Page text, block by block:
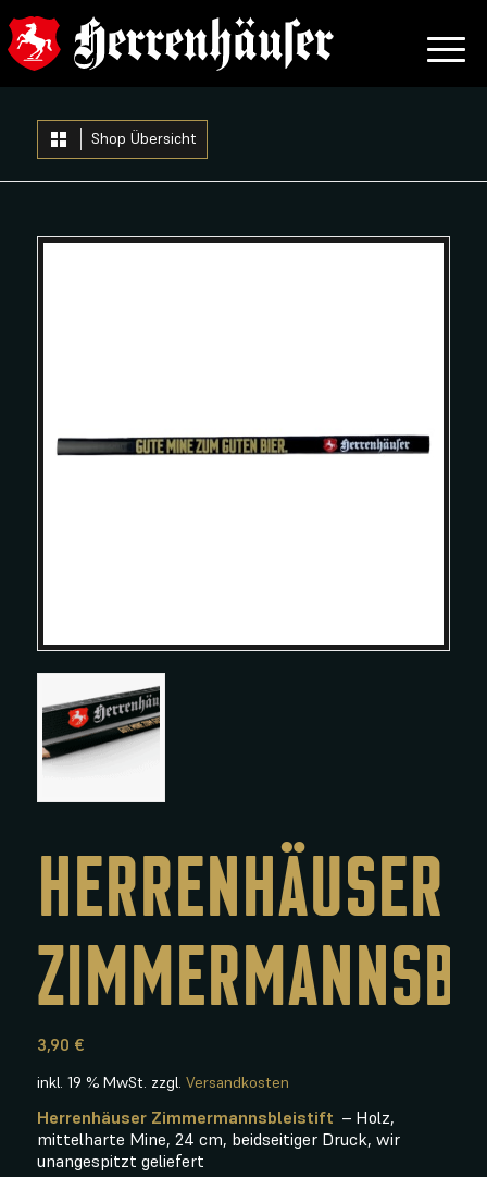
Shop Übersicht
HERRENHÄUSER
3,90 €
inkl. 19 % MwSt. zzgl. Versandkosten
Herrenhäuser Zimmermannsbleistift – Holz,
mittelharte Mine, 24 cm, beidseitiger Druck, wir
unangespitzt geliefert